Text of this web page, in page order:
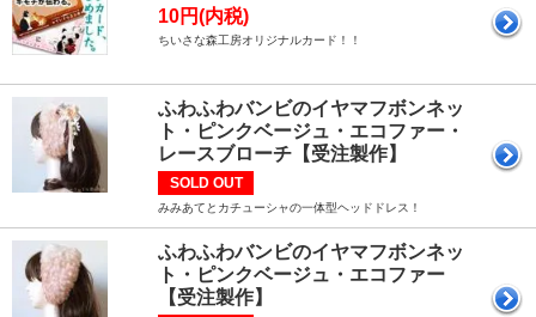
10円(内税)
ちいさな森工房オリジナルカード！！
ふわふわバンビのイヤマフボンネッ
ト・ピンクベージュ・エコファー・
レースブローチ【受注製作】
SOLD OUT
みみあてとカチューシャの一体型ヘッドドレス！
ふわふわバンビのイヤマフボンネッ
ト・ピンクベージュ・エコファー
【受注製作】